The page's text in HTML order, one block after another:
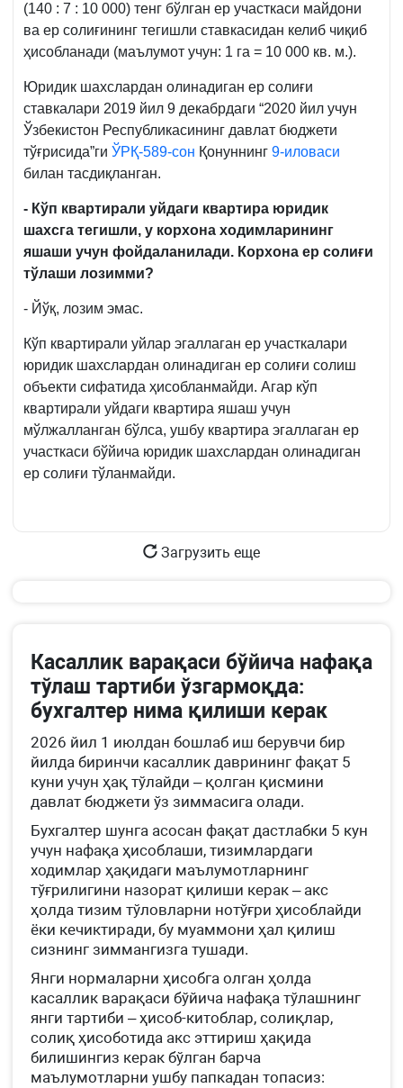
(140 : 7 : 10 000) тенг бўлган ер участкаси майдони
ва ер солиғининг тегишли ставкасидан келиб чиқиб
ҳисобланади (маълумот учун: 1 га = 10 000 кв. м.).
Юридик шахслардан олинадиган ер солиғи
ставкалари 2019 йил 9 декабрдаги “2020 йил учун
Ўзбекистон Республикасининг давлат бюджети
тўғрисида”ги ЎРҚ-589-сон Қонуннинг 9-иловаси
билан тасдиқланган.
- Кўп квартирали уйдаги квартира юридик
шахсга тегишли, у корхона ходимларининг
яшаши учун фойдаланилади. Корхона ер солиғи
тўлаши лозимми?
- Йўқ, лозим эмас.
Кўп квартирали уйлар эгаллаган ер участкалари
юридик шахслардан олинадиган ер солиғи солиш
объекти сифатида ҳисобланмайди. Агар кўп
квартирали уйдаги квартира яшаш учун
мўлжалланган бўлса, ушбу квартира эгаллаган ер
участкаси бўйича юридик шахслардан олинадиган
ер солиғи тўланмайди.
Загрузить еще
Касаллик варақаси бўйича нафақа
тўлаш тартиби ўзгармоқда:
бухгалтер нима қилиши керак
2026 йил 1 июлдан бошлаб иш берувчи бир
йилда биринчи касаллик даврининг фақат 5
куни учун ҳақ тўлайди – қолган қисмини
давлат бюджети ўз зиммасига олади.
Бухгалтер шунга асосан фақат дастлабки 5 кун
учун нафақа ҳисоблаши, тизимлардаги
ходимлар ҳақидаги маълумотларнинг
тўғрилигини назорат қилиши керак – акс
ҳолда тизим тўловларни нотўғри ҳисоблайди
ёки кечиктиради, бу муаммони ҳал қилиш
сизнинг зиммангизга тушади.
Янги нормаларни ҳисобга олган ҳолда
касаллик варақаси бўйича нафақа тўлашнинг
янги тартиби – ҳисоб-китоблар, солиқлар,
солиқ ҳисоботида акс эттириш ҳақида
билишингиз керак бўлган барча
маълумотларни ушбу папкадан топасиз: